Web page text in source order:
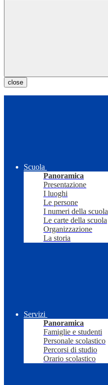
close
Scuola
Panoramica
Presentazione
I luoghi
Le persone
I numeri della scuola
Le carte della scuola
Organizzazione
La storia
Servizi
Panoramica
Famiglie e studenti
Personale scolastico
Percorsi di studio
Orario scolastico